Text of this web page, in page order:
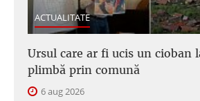
ACTUALITATE
Ursul care ar fi ucis un cioban
plimbă prin comună
6 aug 2026